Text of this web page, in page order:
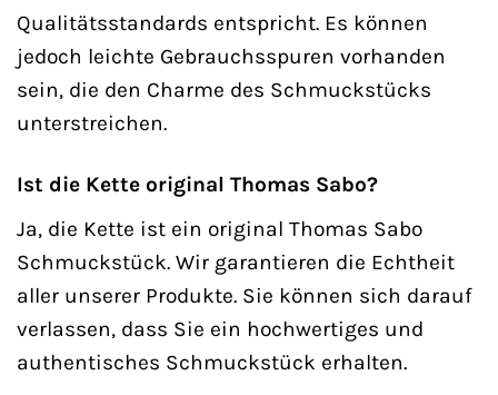
Qualitätsstandards entspricht. Es können
jedoch leichte Gebrauchsspuren vorhanden
sein, die den Charme des Schmuckstücks
unterstreichen.
Ist die Kette original Thomas Sabo?
Ja, die Kette ist ein original Thomas Sabo
Schmuckstück. Wir garantieren die Echtheit
aller unserer Produkte. Sie können sich darauf
verlassen, dass Sie ein hochwertiges und
authentisches Schmuckstück erhalten.